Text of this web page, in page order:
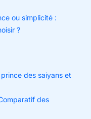
ou simplicité :
?
des saiyans et
des